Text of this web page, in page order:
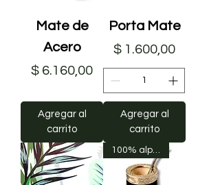
Mate de
Acero
Precio
$ 6.160,00
Agregar al
carrito
Porta Mate
Precio
$ 1.600,00
Agregar al
carrito
100% alpaca